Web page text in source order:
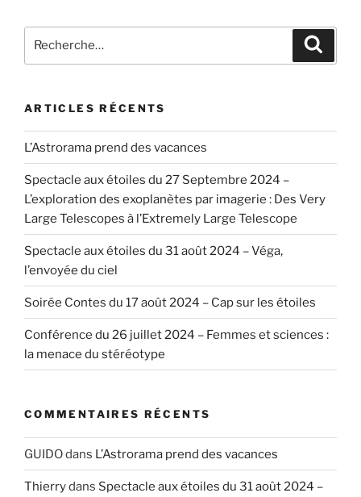
pour
ARTICLES RÉCENTS
L’Astrorama prend des vacances
Spectacle aux étoiles du 27 Septembre 2024 –
L’exploration des exoplanètes par imagerie : Des Very
Large Telescopes à l’Extremely Large Telescope
Spectacle aux étoiles du 31 août 2024 – Véga,
l’envoyée du ciel
Soirée Contes du 17 août 2024 – Cap sur les étoiles
Conférence du 26 juillet 2024 – Femmes et sciences :
la menace du stéréotype
COMMENTAIRES RÉCENTS
GUIDOdans L’Astrorama prend des vacances
Thierrydans Spectacle aux étoiles du 31 août 2024 –